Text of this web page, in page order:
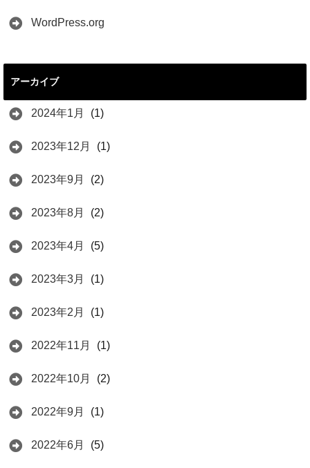
WordPress.org
アーカイブ
2024年1月 (1)
2023年12月 (1)
2023年9月 (2)
2023年8月 (2)
2023年4月 (5)
2023年3月 (1)
2023年2月 (1)
2022年11月 (1)
2022年10月 (2)
2022年9月 (1)
2022年6月 (5)